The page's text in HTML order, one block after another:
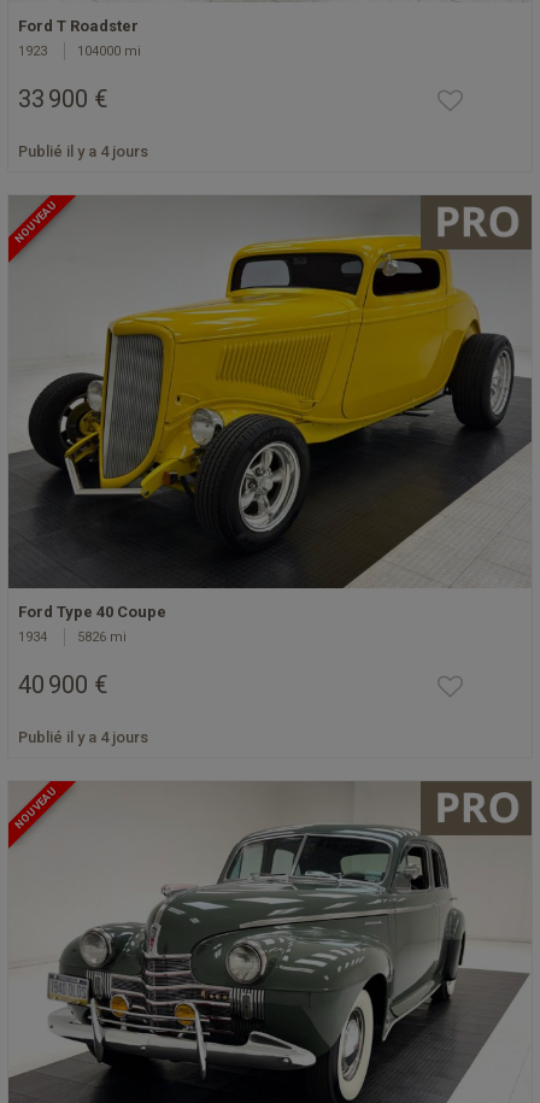
Ford T Roadster
1923 104000 mi
33 900 €
Publié il y a 4 jours
NOUVEAU
Ford Type 40 Coupe
1934 5826 mi
40 900 €
Publié il y a 4 jours
NOUVEAU